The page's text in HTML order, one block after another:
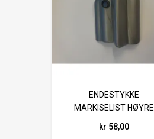
ENDESTYKKE
MARKISELIST HØYRE
kr 58,00